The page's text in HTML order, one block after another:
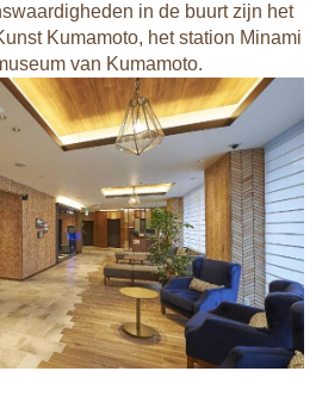
in de buurt zijn het
Kumamoto, het station Minami
van Kumamoto.